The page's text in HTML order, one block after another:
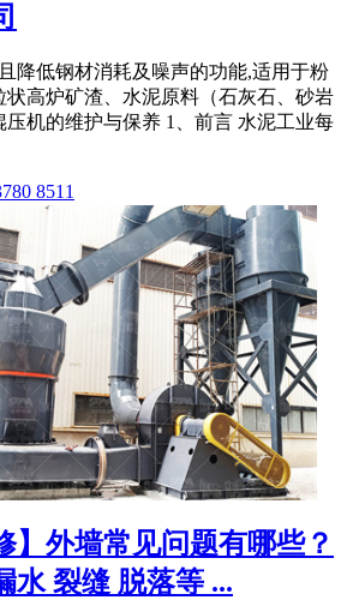
降低钢材消耗及噪声的功能,适用于粉
状高炉矿渣、水泥原料（石灰石、砂岩
压机的维护与保养 1、前言 水泥工业每
8511
】外墙常见问题有哪些？
水 裂缝 脱落等 ...